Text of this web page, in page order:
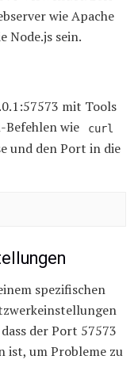
wie Apache
Node.js sein.
mit Tools
Befehlen wie
curl
und den Port in die
spezifischen
der Port 57573
ist, um Probleme zu